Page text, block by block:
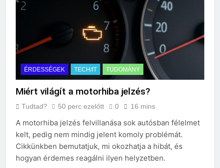
ÉRDESSÉGEK TECH/IT TUDOMÁNY
Miért világít a motorhiba jelzés?
Tudtad? 50 perc ezelőtt 0 16 mins
A motorhiba jelzés felvillanása sok autósban félelmet
kelt, pedig nem mindig jelent komoly problémát.
Cikkünkben bemutatjuk, mi okozhatja a hibát, és
hogyan érdemes reagálni ilyen helyzetben.